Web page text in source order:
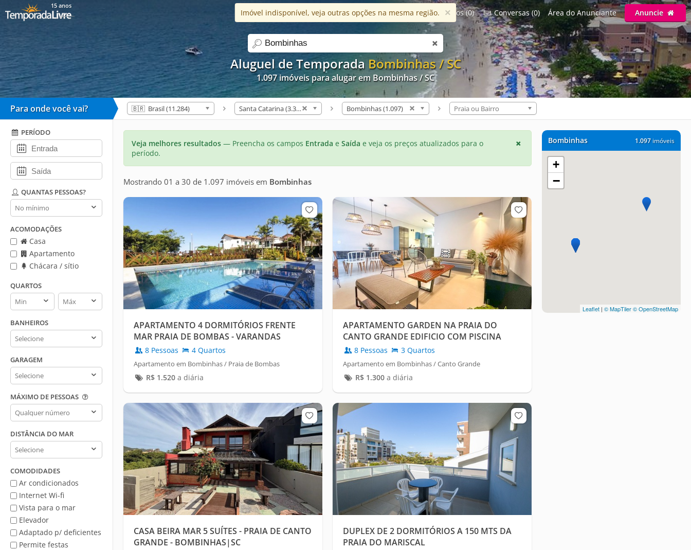
Aluguel de TemporadaBombinhas / SC
1.097 imóveis para alugar em Bombinhas / SC
search
15 anos
Ajuda Apps Blog Favoritos (0) Conversas (0) Área do Anunciante Anuncie
Imóvel indisponível, veja outras opções na mesma região. ×
Para onde você vai? 🇧🇷 Brasil (11.284) Santa Catarina (3.308) Bombinhas (1.097) Praia ou Bairro
PERÍODO
QUANTAS PESSOAS?
Quantas
pessoas?
ACOMODAÇÕES
Casa
Apartamento
Chácara / sítio
QUARTOS
Quartos
min
Quartos
max
BANHEIROS
Banheiros
GARAGEM
Garagem
MÁXIMO DE PESSOAS
Máximo
de
pessoas
DISTÂNCIA DO MAR
Distância
do
Mar
COMODIDADES
Ar condicionados
Internet Wi-fi
Vista para o mar
Elevador
Adaptado p/ deficientes
Permite festas
1.097imóveis
Bombinhas
+
−
Leaflet | © MapTiler© OpenStreetMap
Veja melhores resultados — Preencha os campos Entrada e Saída e veja os preços atualizados para o
período.
Mostrando 01 a 30 de 1.097 imóveis em Bombinhas
APARTAMENTO 4 DORMITÓRIOS FRENTE
MAR PRAIA DE BOMBAS - VARANDAS
8 Pessoas 4 Quartos
Apartamento em Bombinhas / Praia de Bombas
R$ 1.520a diária
APARTAMENTO GARDEN NA PRAIA DO
CANTO GRANDE EDIFICIO COM PISCINA
8 Pessoas 3 Quartos
Apartamento em Bombinhas / Canto Grande
R$ 1.300a diária
CASA BEIRA MAR 5 SUÍTES - PRAIA DE CANTO
GRANDE - BOMBINHAS|SC
DUPLEX DE 2 DORMITÓRIOS A 150 MTS DA
PRAIA DO MARISCAL